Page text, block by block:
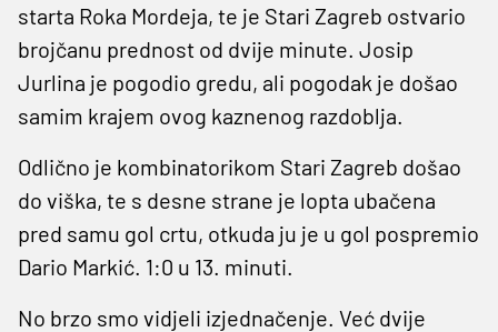
starta Roka Mordeja, te je Stari Zagreb ostvario
brojčanu prednost od dvije minute. Josip
Jurlina je pogodio gredu, ali pogodak je došao
samim krajem ovog kaznenog razdoblja.
Odlično je kombinatorikom Stari Zagreb došao
do viška, te s desne strane je lopta ubačena
pred samu gol crtu, otkuda ju je u gol pospremio
Dario Markić. 1:0 u 13. minuti.
No brzo smo vidjeli izjednačenje. Već dvije